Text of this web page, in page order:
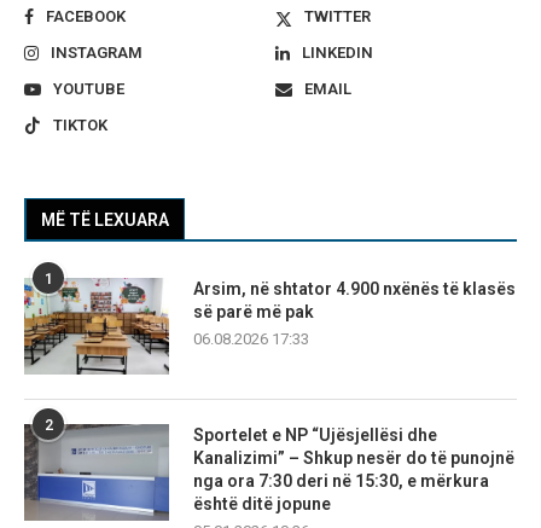
FACEBOOK
TWITTER
INSTAGRAM
LINKEDIN
YOUTUBE
EMAIL
TIKTOK
MË TË LEXUARA
1
Arsim, në shtator 4.900 nxënës të klasës
së parë më pak
06.08.2026 17:33
2
Sportelet e NP “Ujësjellësi dhe
Kanalizimi” – Shkup nesër do të punojnë
nga ora 7:30 deri në 15:30, e mërkura
është ditë jopune